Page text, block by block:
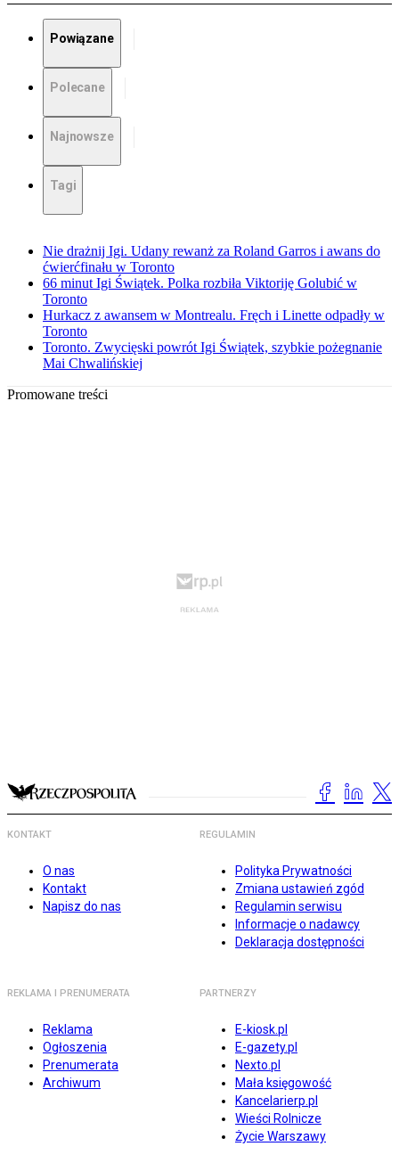
Powiązane
Polecane
Najnowsze
Tagi
Nie drażnij Igi. Udany rewanż za Roland Garros i awans do
ćwierćfinału w Toronto
66 minut Igi Świątek. Polka rozbiła Viktoriję Golubić w
Toronto
Hurkacz z awansem w Montrealu. Fręch i Linette odpadły w
Toronto
Toronto. Zwycięski powrót Igi Świątek, szybkie pożegnanie
Mai Chwalińskiej
Promowane treści
KONTAKT
O nas
Kontakt
Napisz do nas
REGULAMIN
Polityka Prywatności
Zmiana ustawień zgód
Regulamin serwisu
Informacje o nadawcy
Deklaracja dostępności
REKLAMA I PRENUMERATA
Reklama
Ogłoszenia
Prenumerata
Archiwum
PARTNERZY
E-kiosk.pl
E-gazety.pl
Nexto.pl
Mała księgowość
Kancelarierp.pl
Wieści Rolnicze
Życie Warszawy